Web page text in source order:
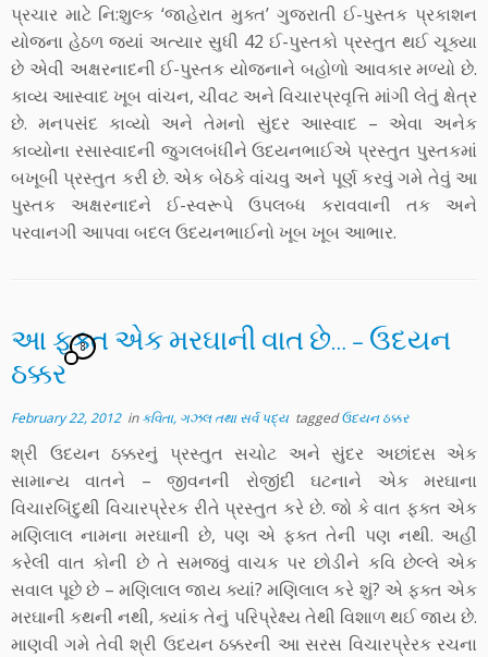
પ્રચાર માટે નિ:શુલ્ક ‘જાહેરાત મુક્ત’ ગુજરાતી ઈ-પુસ્તક પ્રકાશન
યોજના હેઠળ જ્યાં અત્યાર સુધી 42 ઈ-પુસ્તકો પ્રસ્તુત થઈ ચૂક્યા
છે એવી અક્ષરનાદની ઈ-પુસ્તક યોજનાને બહોળો આવકાર મળ્યો છે.
કાવ્ય આસ્વાદ ખૂબ વાંચન, ચીવટ અને વિચારપ્રવૃત્તિ માંગી લેતું ક્ષેત્ર
છે. મનપસંદ કાવ્યો અને તેમનો સુંદર આસ્વાદ – એવા અનેક
કાવ્યોના રસાસ્વાદની જુગલબંધીને ઉદયનભાઈએ પ્રસ્તુત પુસ્તકમાં
બખૂબી પ્રસ્તુત કરી છે. એક બેઠકે વાંચવુ અને પૂર્ણ કરવું ગમે તેવું આ
પુસ્તક અક્ષરનાદને ઈ-સ્વરૂપે ઉપલબ્ધ કરાવવાની તક અને
પરવાનગી આપવા બદલ ઉદયનભાઈનો ખૂબ ખૂબ આભાર.
આ ફક્ત એક મરઘાની વાત છે… – ઉદયન
ઠક્કર
8
February 22, 2012inકવિતા, ગઝલ તથા સર્વ પદ્ય taggedઉદયન ઠક્કર
શ્રી ઉદયન ઠક્કરનું પ્રસ્તુત સચોટ અને સુંદર અછાંદસ એક
સામાન્ય વાતને – જીવનની રોજીંદી ઘટનાને એક મરઘાના
વિચારબિંદુથી વિચારપ્રેરક રીતે પ્રસ્તુત કરે છે. જો કે વાત ફક્ત એક
મણિલાલ નામના મરઘાની છે, પણ એ ફક્ત તેની પણ નથી. અહીં
કરેલી વાત કોની છે તે સમજવું વાચક પર છોડીને કવિ છેલ્લે એક
સવાલ પૂછે છે – મણિલાલ જાય ક્યાં? મણિલાલ કરે શું? એ ફક્ત એક
મરઘાની કથની નથી, ક્યાંક તેનું પરિપ્રેક્ષ્ય તેથી વિશાળ થઈ જાય છે.
માણવી ગમે તેવી શ્રી ઉદયન ઠક્કરની આ સરસ વિચારપ્રેરક રચના